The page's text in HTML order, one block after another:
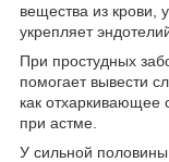
вещества из крови,
укрепляет
При простудных
помогает вывести
как отхаркивающее
при астме.
У сильной половины